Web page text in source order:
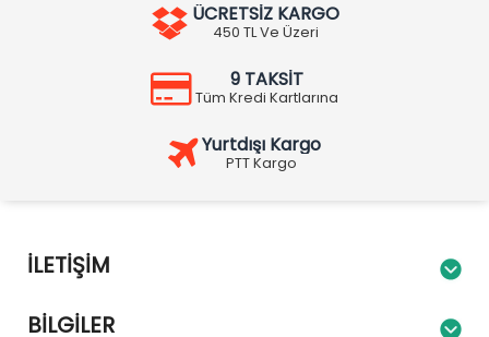
ÜCRETSİZ KARGO
450 TL Ve Üzeri
9 TAKSİT
Tüm Kredi Kartlarına
Yurtdışı Kargo
PTT Kargo
İLETIŞIM
BILGILER